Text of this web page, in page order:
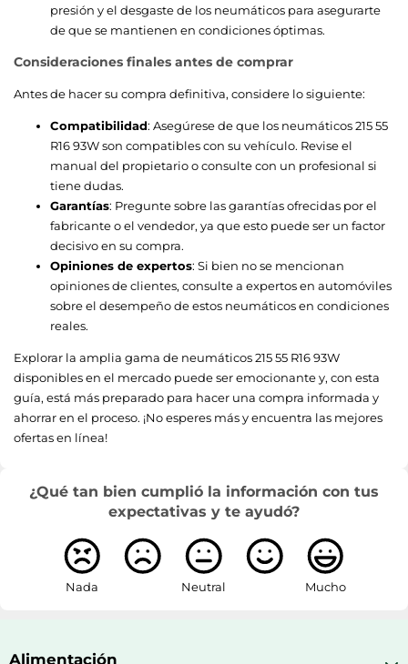
presión y el desgaste de los neumáticos para asegurarte
de que se mantienen en condiciones óptimas.
Consideraciones finales antes de comprar
Antes de hacer su compra definitiva, considere lo siguiente:
Compatibilidad: Asegúrese de que los neumáticos 215 55
R16 93W son compatibles con su vehículo. Revise el
manual del propietario o consulte con un profesional si
tiene dudas.
Garantías: Pregunte sobre las garantías ofrecidas por el
fabricante o el vendedor, ya que esto puede ser un factor
decisivo en su compra.
Opiniones de expertos: Si bien no se mencionan
opiniones de clientes, consulte a expertos en automóviles
sobre el desempeño de estos neumáticos en condiciones
reales.
Explorar la amplia gama de neumáticos 215 55 R16 93W
disponibles en el mercado puede ser emocionante y, con esta
guía, está más preparado para hacer una compra informada y
ahorrar en el proceso. ¡No esperes más y encuentra las mejores
ofertas en línea!
¿Qué tan bien cumplió la información con tus
expectativas y te ayudó?
Nada Neutral Mucho
Alimentación